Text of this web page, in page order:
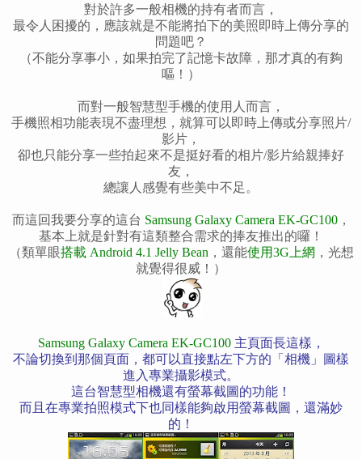
對於許多一般相機的持有者而言，
最令人困擾的，應該就是不能將拍下的美照即時上傳分享的
問題吧？
（不能分享事小，如果拍完了記憶卡故障，那才真的有夠
嘔！）
而對一般智慧型手機的使用人而言，
手機照相功能表現不盡理想，就算可以即時上傳或分享照片/
影片，
卻也只能分享一些拍起來不是挺好看的相片/影片給親捧好
友，
總讓人感覺有些美中不足。
而這回我要分享的這台 Samsung Galaxy Camera EK-GC100，
基本上就是針對有這類整合需求的捧友推出的囉！
（類單眼搭載 Android 4.1 Jelly Bean，還能使用3G上網 ，光想
就覺得很威！ ）
Samsung Galaxy Camera EK-GC100 主頁面長這樣，
不論切換到那個頁面，都可以直接點左下方的「相機」圖樣
進入專業攝影模式。
這台智慧型相機還有螢幕截圖的功能！
而且在專業拍照模式下也同樣能夠啟用螢幕截圖，還滿妙
的！